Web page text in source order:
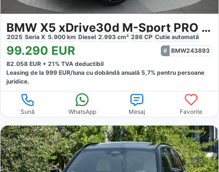
BMW X5 xDrive30d M-Sport PRO 7-Sitzer
2025 Seria X 5.900 km Diesel 2.993 cm³ 286 CP Cutie automată
99.290 EUR
BMW243893
82.058 EUR + 21% TVA deductibil
Leasing de la 999 EUR/luna cu dobăndă anuală 5,7% pentru persoane
juridice.
Sună WhatsApp Mesaj Favorite